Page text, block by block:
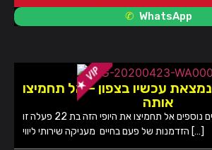
WhatsApp
נסטיה בת 22 נמצאת עכשיו בצפון – אל תחמיצו
אותה
נערת ליווי פרטים נוספים אל תחמיצו את היופי הזה בת 22 פעלה זו
הזדמנות של פעם בחיים מעניקה שירותי ליווי […]